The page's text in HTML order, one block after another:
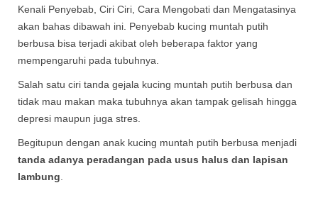
Kenali Penyebab, Ciri Ciri, Cara Mengobati dan Mengatasinya
akan bahas dibawah ini. Penyebab kucing muntah putih
berbusa bisa terjadi akibat oleh beberapa faktor yang
mempengaruhi pada tubuhnya.
Salah satu ciri tanda gejala kucing muntah putih berbusa dan
tidak mau makan maka tubuhnya akan tampak gelisah hingga
depresi maupun juga stres.
Begitupun dengan anak kucing muntah putih berbusa menjadi
tanda adanya peradangan pada usus halus dan lapisan
lambung